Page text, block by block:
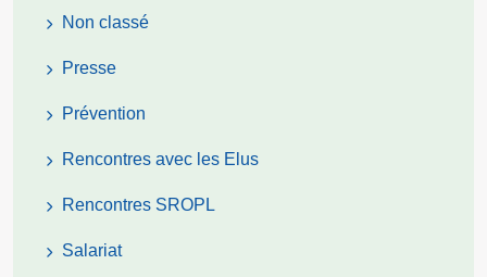
Non classé
Presse
Prévention
Rencontres avec les Elus
Rencontres SROPL
Salariat